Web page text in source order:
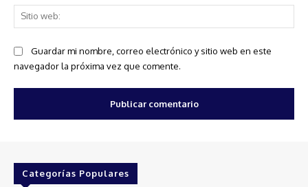
Guardar mi nombre, correo electrónico y sitio web en este
navegador la próxima vez que comente.
Categorías Populares